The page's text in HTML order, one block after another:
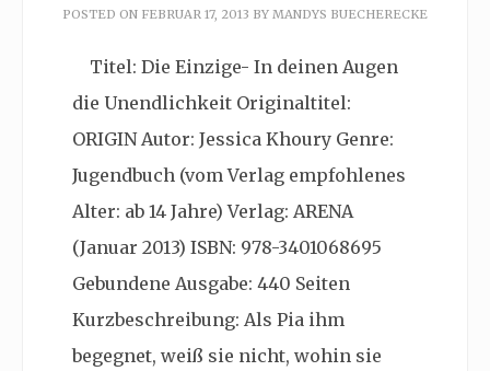
POSTED ON FEBRUAR 17, 2013 BY MANDYS BUECHERECKE
Titel: Die Einzige- In deinen Augen
die Unendlichkeit Originaltitel:
ORIGIN Autor: Jessica Khoury Genre:
Jugendbuch (vom Verlag empfohlenes
Alter: ab 14 Jahre) Verlag: ARENA
(Januar 2013) ISBN: 978-3401068695
Gebundene Ausgabe: 440 Seiten
Kurzbeschreibung: Als Pia ihm
begegnet, weiß sie nicht, wohin sie